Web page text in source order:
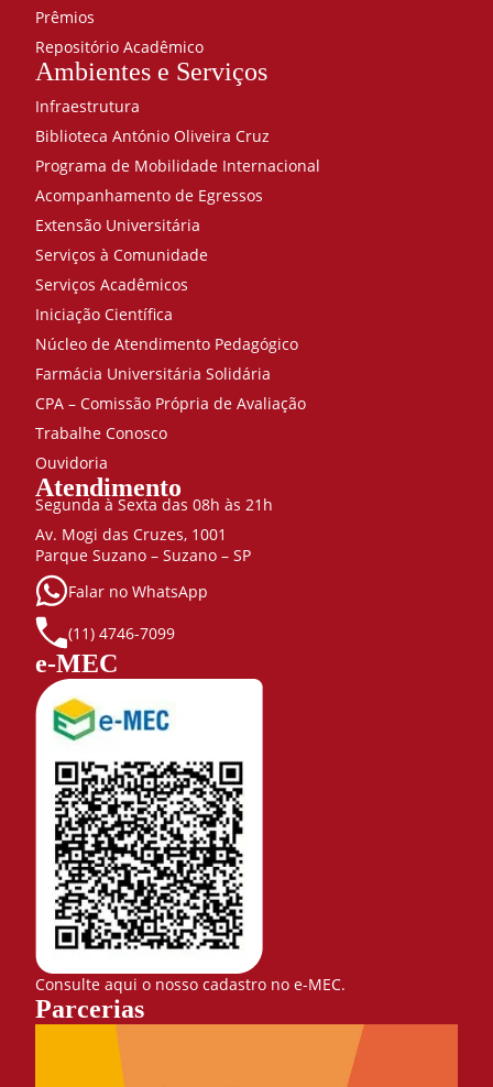
Prêmios
Repositório Acadêmico
Ambientes e Serviços
Infraestrutura
Biblioteca António Oliveira Cruz
Programa de Mobilidade Internacional
Acompanhamento de Egressos
Extensão Universitária
Serviços à Comunidade
Serviços Acadêmicos
Iniciação Científica
Núcleo de Atendimento Pedagógico
Farmácia Universitária Solidária
CPA – Comissão Própria de Avaliação
Trabalhe Conosco
Ouvidoria
Atendimento
Segunda à Sexta das 08h às 21h
Av. Mogi das Cruzes, 1001
Parque Suzano – Suzano – SP
Falar no WhatsApp
(11) 4746-7099
e-MEC
Consulte aqui o nosso cadastro no e-MEC.
Parcerias